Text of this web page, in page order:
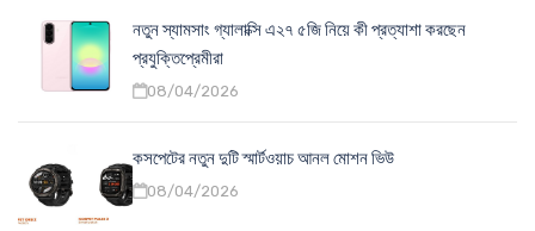
নতুন স্যামসাং গ্যালাক্সি এ২৭ ৫জি নিয়ে কী প্রত্যাশা করছেন
প্রযুক্তিপ্রেমীরা
08/04/2026
কসপেটের নতুন দুটি স্মার্টওয়াচ আনল মোশন ভিউ
08/04/2026